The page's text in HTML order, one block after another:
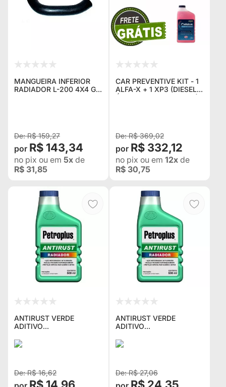
MANGUEIRA INFERIOR
RADIADOR L-200 4X4 GL
R$ 159,27
R$ 143,34
no pix ou em 5x de
R$ 31,85
CAR PREVENTIVE KIT - 1
ALFA-X + 1 XP3 (DIESEL /
ÁLCOOL OU GASOLINA)
R$ 369,02
R$ 332,12
no pix ou em 12x de
R$ 30,75
ANTIRUST VERDE
ADITIVO
RADIADOR STP COM
500ML PP-618BR
R$ 16,62
ANTIRUST VERDE
ADITIVO
RADIADOR STP COM
1LITRO PP-718BR
R$ 27,06